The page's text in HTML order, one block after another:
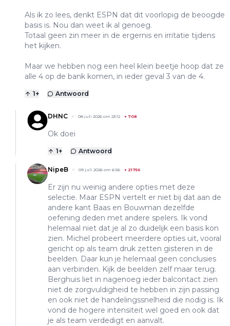
Als ik zo lees, denkt ESPN dat dit voorlopig de beoogde
basis is. Nou dan weet ik al genoeg.
Totaal geen zin meer in de ergernis en irritatie tijdens
het kijken.
Maar we hebben nog een heel klein beetje hoop dat ze
alle 4 op de bank komen, in ieder geval 3 van de 4.
1+ Antwoord
DHNC 08 juli 2026 om 23:12 + 708
Ok doei
1+ Antwoord
NipeB 09 juli 2026 om 6:56 + 21756
Er zijn nu weinig andere opties met deze
selectie. Maar ESPN vertelt er niet bij dat aan de
andere kant Baas en Bouwman dezelfde
oefening deden met andere spelers. Ik vond
helemaal niet dat je al zo duidelijk een basis kon
zien. Michel probeert meerdere opties uit, vooral
gericht op als team druk zetten gisteren in de
beelden. Daar kun je helemaal geen conclusies
aan verbinden. Kijk de beelden zelf maar terug.
Berghuis liet in nagenoeg ieder balcontact zien
niet de zorgvuldigheid te hebben in zijn passing
en ook niet de handelingssnelheid die nodig is. Ik
vond de hogere intensiteit wel goed en ook dat
je als team verdedigt en aanvalt.